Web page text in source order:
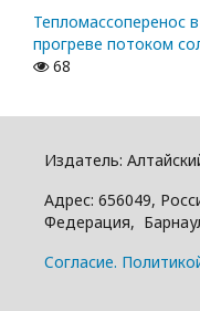
Тепломассоперенос
прогреве потоком
68
Издатель:
Адрес: 656049,
Федерация,
Cогласие.